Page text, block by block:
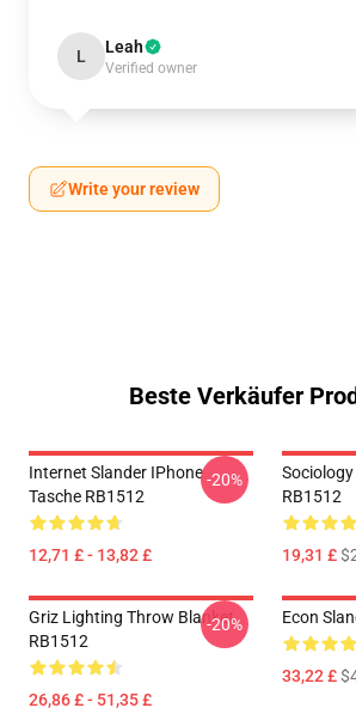
L Leah
Verified owner
Write your review
Beste Verkäufer
Internet Slander IPhone
Tasche RB1512
12,71 £ - 13,82 £
-20%
Sociology
RB1512
19,31 £
Griz Lighting Throw Blanket
RB1512
26,86 £ - 51,35 £
-20% Econ
33,22 £